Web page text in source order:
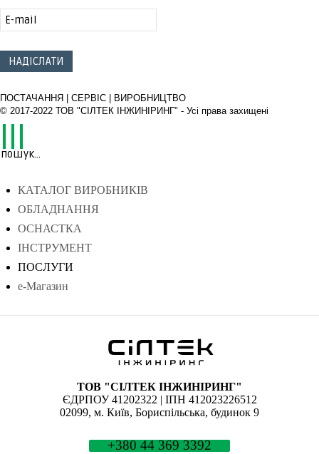
ПОСТАЧАННЯ | СЕРВІС | ВИРОБНИЦТВО
© 2017-2022 ТОВ "СІЛТЕК ІНЖИНІРИНГ" - Усі права захищені
КАТАЛОГ ВИРОБНИКІВ
ОБЛАДНАННЯ
ОСНАСТКА
ІНСТРУМЕНТ
ПОСЛУГИ
е-Магазин
ТОВ "СІЛТЕК ІНЖИНІРИНГ"
ЄДРПОУ 41202322 | ІПН 412023226512
02099, м. Київ, Бориспільська, будинок 9
+380 44 369 3392